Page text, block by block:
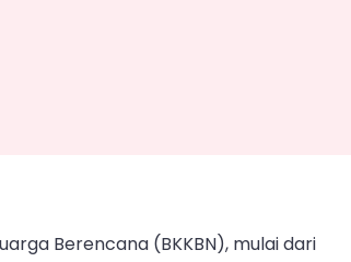
Berencana (BKKBN), mulai dari